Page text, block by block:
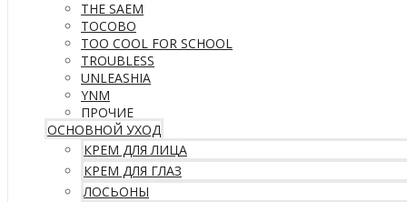
THE SAEM
TOCOBO
TOO COOL FOR SCHOOL
TROUBLESS
UNLEASHIA
YNM
ПРОЧИЕ
ОСНОВНОЙ УХОД
КРЕМ ДЛЯ ЛИЦА
КРЕМ ДЛЯ ГЛАЗ
ЛОСЬОНЫ